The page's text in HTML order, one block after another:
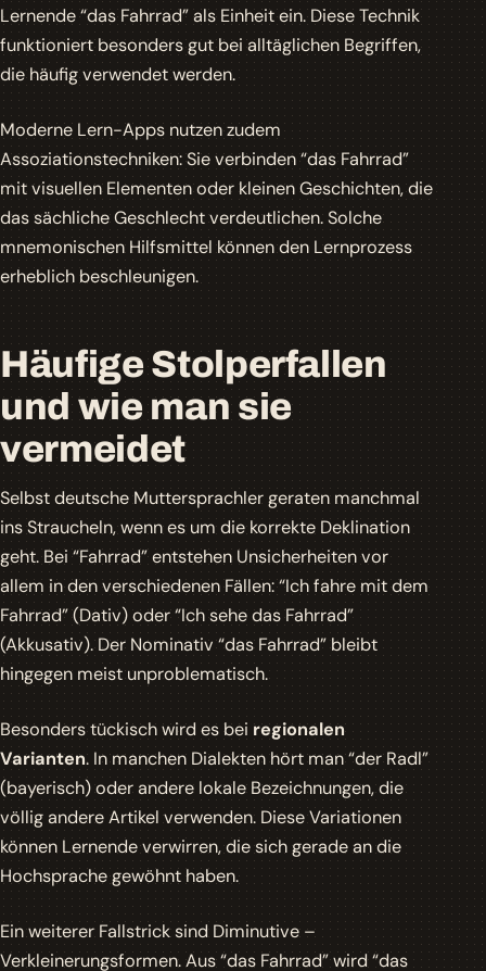
Lernende “das Fahrrad” als Einheit ein. Diese Technik
funktioniert besonders gut bei alltäglichen Begriffen,
die häufig verwendet werden.
Moderne Lern-Apps nutzen zudem
Assoziationstechniken: Sie verbinden “das Fahrrad”
mit visuellen Elementen oder kleinen Geschichten, die
das sächliche Geschlecht verdeutlichen. Solche
mnemonischen Hilfsmittel können den Lernprozess
erheblich beschleunigen.
Häufige Stolperfallen
und wie man sie
vermeidet
Selbst deutsche Muttersprachler geraten manchmal
ins Straucheln, wenn es um die korrekte Deklination
geht. Bei “Fahrrad” entstehen Unsicherheiten vor
allem in den verschiedenen Fällen: “Ich fahre mitdem
Fahrrad” (Dativ) oder “Ich sehedasFahrrad”
(Akkusativ). Der Nominativ “das Fahrrad” bleibt
hingegen meist unproblematisch.
Besonders tückisch wird es bei regionalen
Varianten. In manchen Dialekten hört man “der Radl”
(bayerisch) oder andere lokale Bezeichnungen, die
völlig andere Artikel verwenden. Diese Variationen
können Lernende verwirren, die sich gerade an die
Hochsprache gewöhnt haben.
Ein weiterer Fallstrick sindDiminutive–
Verkleinerungsformen. Aus “das Fahrrad” wird “das